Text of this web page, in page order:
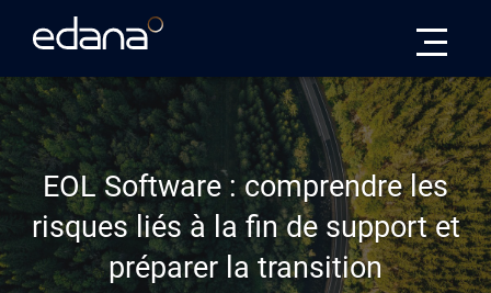
EOL Software : comprendre les
risques liés à la fin de support et
préparer la transition